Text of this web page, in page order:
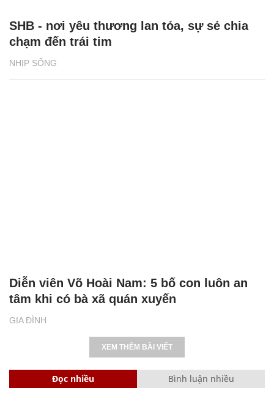
NHỊP SỐNG
SHB - nơi yêu thương lan tỏa, sự sẻ chia
chạm đến trái tim
GIA ĐÌNH
Diễn viên Võ Hoài Nam: 5 bố con luôn an
tâm khi có bà xã quán xuyến
XEM THÊM BÀI VIẾT
Đọc nhiều Bình luận nhiều